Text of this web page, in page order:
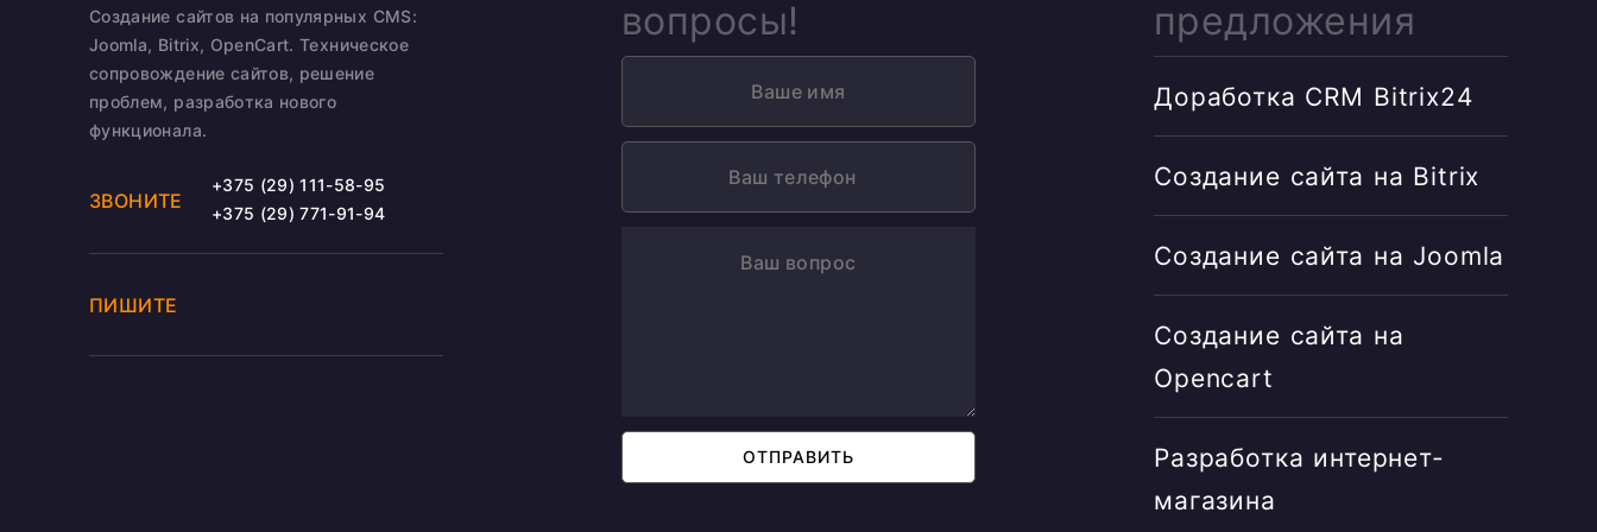
Создание сайтов на популярных CMS:
Joomla, Bitrix, OpenCart. Техническое
сопровождение сайтов, решение
проблем, разработка нового
функционала.
ЗВОНИТЕ
+375 (29) 111-58-95
+375 (29) 771-91-94
ПИШИТЕ
вопросы!
ОТПРАВИТЬ
предложения
Доработка CRM Bitrix24
Создание сайта на Bitrix
Создание сайта на Joomla
Создание сайта на
Opencart
Разработка интернет-
магазина